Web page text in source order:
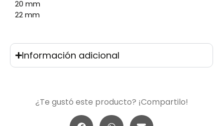
20 mm
22 mm
Información adicional
¿Te gustó este producto? ¡Compartilo!